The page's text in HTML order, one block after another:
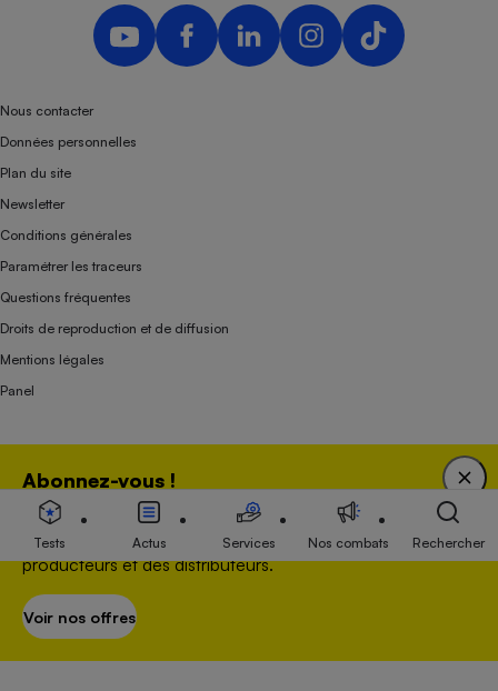
Abonnez-vous !
Bénéficiez d'une expertise unique tout en soutenant
une association 100 % indépendante de l'Etat, des
producteurs et des distributeurs.
Voir nos offres
Nous contacter
Données personnelles
Plan du site
Newsletter
Conditions générales
Paramétrer les traceurs
Questions fréquentes
Droits de reproduction et de diffusion
Mentions légales
Panel
Association indépendante de l’État, des syndicats, des producteurs et des
distributeurs depuis 1951.
Tests Actus Services Nos combats Rechercher